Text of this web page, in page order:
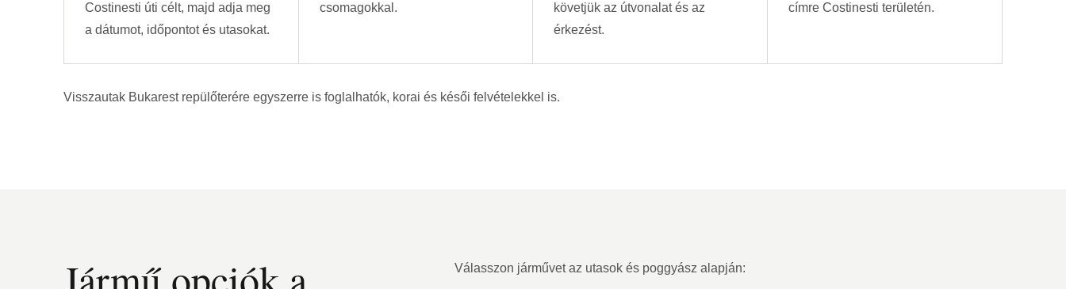
Costinesti úti célt, majd adja meg
a dátumot, időpontot és utasokat.
csomagokkal.
követjük az útvonalat és az
érkezést.
címre Costinesti területén.
Visszautak Bukarest repülőterére egyszerre is foglalhatók, korai és késői felvételekkel is.
Válasszon járművet az utasok és poggyász alapján: